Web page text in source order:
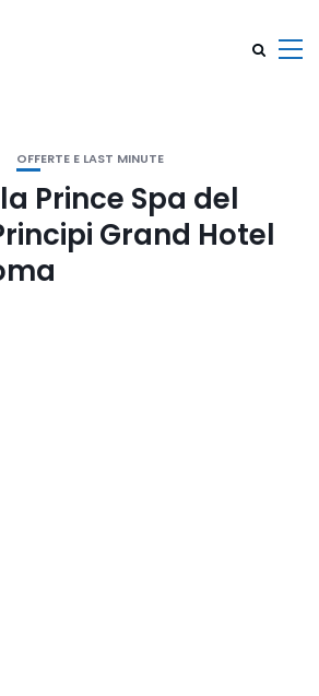
OFFERTE E LAST MINUTE
Prince Spa del
Grand Hotel